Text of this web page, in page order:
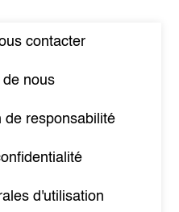
contacter
de nous
de responsabilité
d'utilisation